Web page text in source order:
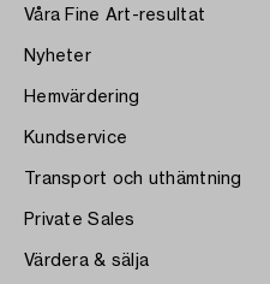
Våra Fine Art-resultat
Nyheter
Hemvärdering
Kundservice
Transport och uthämtning
Private Sales
Värdera & sälja